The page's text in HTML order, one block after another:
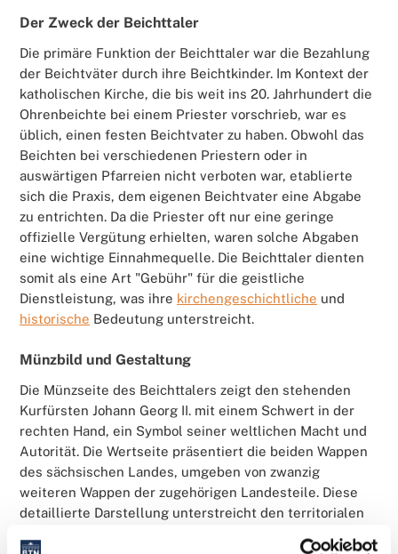
Der Zweck der Beichttaler
Die primäre Funktion der Beichttaler war die Bezahlung
der Beichtväter durch ihre Beichtkinder. Im Kontext der
katholischen Kirche, die bis weit ins 20. Jahrhundert die
Ohrenbeichte bei einem Priester vorschrieb, war es
üblich, einen festen Beichtvater zu haben. Obwohl das
Beichten bei verschiedenen Priestern oder in
auswärtigen Pfarreien nicht verboten war, etablierte
sich die Praxis, dem eigenen Beichtvater eine Abgabe
zu entrichten. Da die Priester oft nur eine geringe
offizielle Vergütung erhielten, waren solche Abgaben
eine wichtige Einnahmequelle. Die Beichttaler dienten
somit als eine Art "Gebühr" für die geistliche
Dienstleistung, was ihre kirchengeschichtliche und
historische Bedeutung unterstreicht.
Münzbild und Gestaltung
Die Münzseite des Beichttalers zeigt den stehenden
Kurfürsten Johann Georg II. mit einem Schwert in der
rechten Hand, ein Symbol seiner weltlichen Macht und
Autorität. Die Wertseite präsentiert die beiden Wappen
des sächsischen Landes, umgeben von zwanzig
weiteren Wappen der zugehörigen Landesteile. Diese
detaillierte Darstellung unterstreicht den territorialen